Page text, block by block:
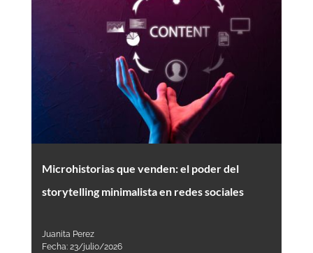
Microhistorias que venden: el poder del
storytelling minimalista en redes sociales
Juanita Perez
Fecha: 23/julio/2026